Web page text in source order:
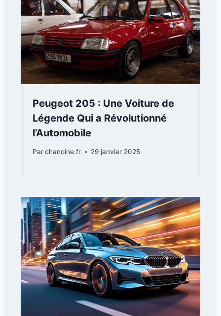
Peugeot 205 : Une Voiture de
Légende Qui a Révolutionné
l’Automobile
Parchanoine.fr 29 janvier 2025